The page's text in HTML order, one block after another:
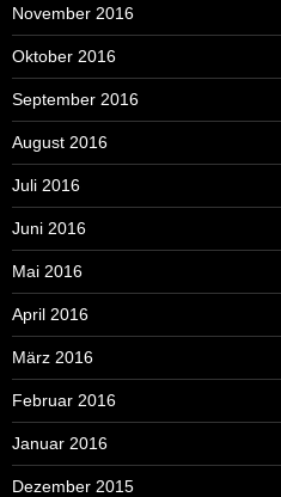
November 2016
Oktober 2016
September 2016
August 2016
Juli 2016
Juni 2016
Mai 2016
April 2016
März 2016
Februar 2016
Januar 2016
Dezember 2015